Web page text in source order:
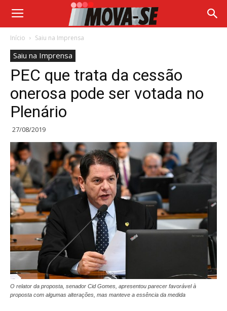
Início Saiu na Imprensa
Saiu na Imprensa
PEC que trata da cessão
onerosa pode ser votada no
Plenário
27/08/2019
O relator da proposta, senador Cid Gomes, apresentou parecer favorável à
proposta com algumas alterações, mas manteve a essência da medida